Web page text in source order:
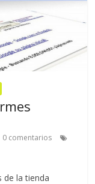
0 comentarios
de la tienda